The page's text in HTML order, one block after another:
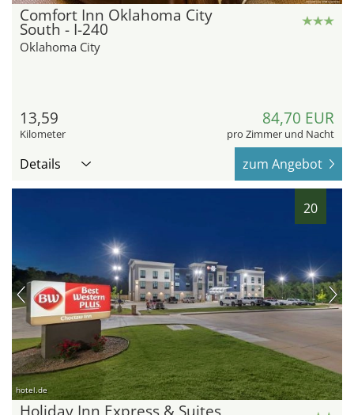
Comfort Inn Oklahoma City
South - I-240
Oklahoma City
13,59
Kilometer
84,70 EUR
pro Zimmer und Nacht
Details zum Angebot
20
hotel.de